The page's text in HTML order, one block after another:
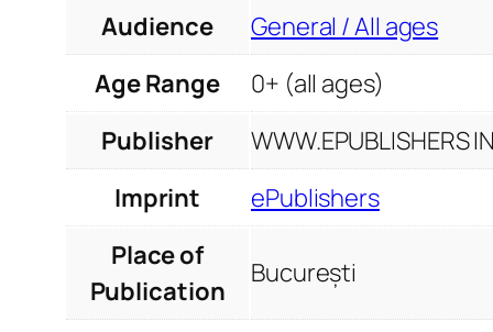
Audience
General / All ages
Age Range
0+ (all ages)
Publisher
WWW.EPUBLISHERS
Imprint
ePublishers
Place of
Publication
București